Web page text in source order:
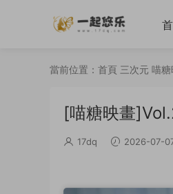
當前位置： 首頁 三次元 喵
[喵糖映畫
17dq 2026-07-